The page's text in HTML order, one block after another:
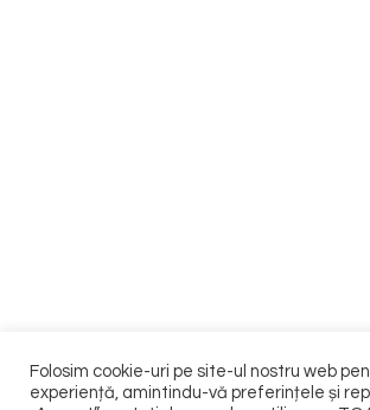
Folosim cookie-uri pe site-ul nostru web
experiență, amintindu-vă preferințele și